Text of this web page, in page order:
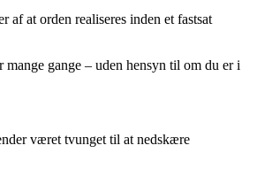
at orden realiseres inden et fastsat
gange – uden hensyn til om du er i
været tvunget til at nedskære